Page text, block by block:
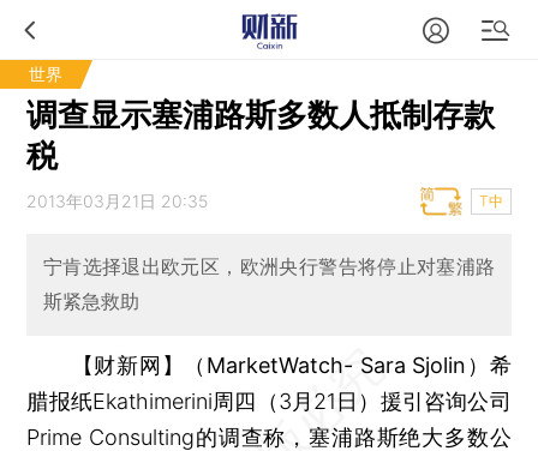
世界
调查显示塞浦路斯多数人抵制存款
税
2013年03月21日 20:35 T中
宁肯选择退出欧元区，欧洲央行警告将停止对塞浦路
斯紧急救助
【财新网】（MarketWatch- Sara Sjolin） 希
腊报纸Ekathimerini周四（3月21日）援引咨询公司
Prime Consulting的调查称，塞浦路斯绝大多数公